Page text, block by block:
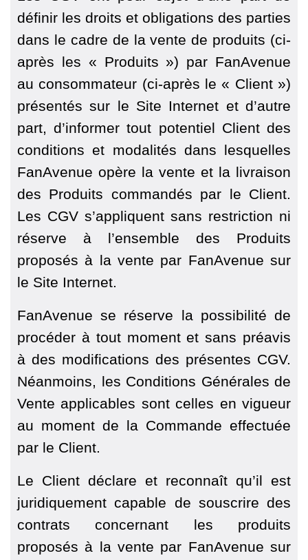
définir les droits et obligations des parties
dans le cadre de la vente de produits (ci-
après les « Produits ») par FanAvenue
au consommateur (ci-après le « Client »)
présentés sur le Site Internet et d’autre
part, d’informer tout potentiel Client des
conditions et modalités dans lesquelles
FanAvenue opère la vente et la livraison
des Produits commandés par le Client.
Les CGV s’appliquent sans restriction ni
réserve à l’ensemble des Produits
proposés à la vente par FanAvenue sur
le Site Internet.
FanAvenue se réserve la possibilité de
procéder à tout moment et sans préavis
à des modifications des présentes CGV.
Néanmoins, les Conditions Générales de
Vente applicables sont celles en vigueur
au moment de la Commande effectuée
par le Client.
Le Client déclare et reconnaît qu’il est
juridiquement capable de souscrire des
contrats concernant les produits
proposés à la vente par FanAvenue sur